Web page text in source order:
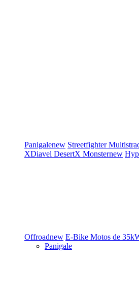
Panigalenew Streetfighter
XDiavel DesertX Monsternew
Offroadnew E-Bike Motos de
Panigale